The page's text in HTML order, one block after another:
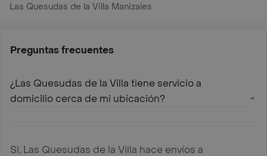
Las Quesudas de la Villa Manizales
Preguntas frecuentes
¿Las Quesudas de la Villa tiene servicio a
domicilio cerca de mi ubicación?
Si, Las Quesudas de la Villa hace envíos a